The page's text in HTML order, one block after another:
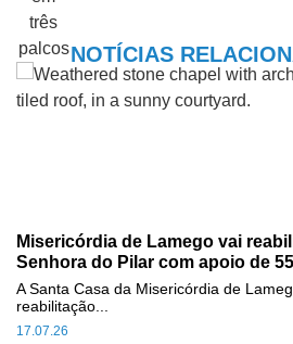
NOTÍCIAS
Misericórdia de Lamego vai
Senhora do Pilar com apoio de
17.07.26
A Santa Casa da Misericórdia de
reabilitação...